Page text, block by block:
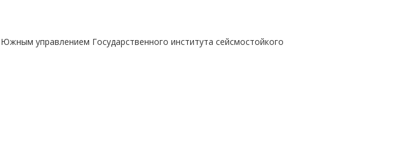
Южным управлением Государственного института сейсмостойкого